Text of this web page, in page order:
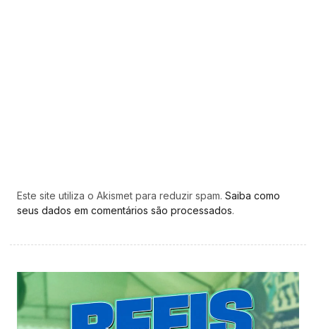
Este site utiliza o Akismet para reduzir spam. Saiba como
seus dados em comentários são processados.